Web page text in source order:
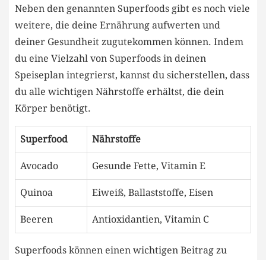
Neben den genannten‍ Superfoods gibt es noch viele
weitere, ⁢die deine Ernährung aufwerten und
deiner ⁤Gesundheit zugutekommen können. ⁤Indem
du eine Vielzahl von Superfoods⁤ in deinen
‌Speiseplan ​integrierst, kannst ​du sicherstellen, dass
du alle wichtigen⁣ Nährstoffe erhältst, die⁤ dein
⁣Körper benötigt.
Superfood Nährstoffe
Avocado Gesunde Fette, Vitamin E
Quinoa Eiweiß, ‌Ballaststoffe, Eisen
Beeren Antioxidantien,‍ Vitamin C
Superfoods können einen wichtigen Beitrag ⁢zu